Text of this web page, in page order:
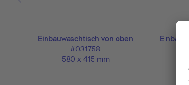
Einbauwaschtisch von oben
#031758
580 x 415 mm